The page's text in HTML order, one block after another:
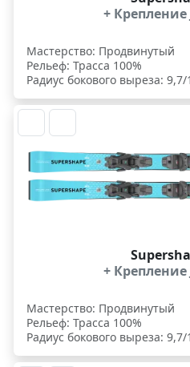
+ Крепление
Мастерство: Продвинутый
Рельеф: Трасса 100%
Радиус бокового выреза: 9,7/
+ Крепление
Мастерство: Продвинутый
Рельеф: Трасса 100%
Радиус бокового выреза: 9,7/